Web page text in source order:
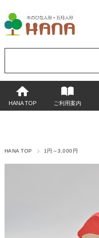
HANA TOP ご利用案内
HANA TOP 1円～3,000円